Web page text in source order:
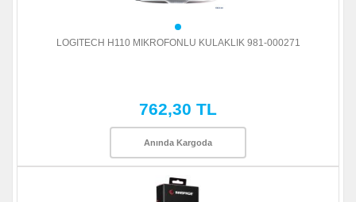
LOGITECH H110 MIKROFONLU KULAKLIK 981-000271
762,30 TL
Anında Kargoda